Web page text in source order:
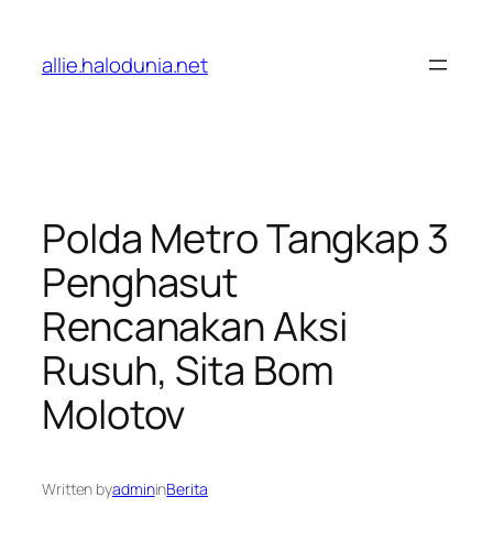
konten
allie.halodunia.net
Polda Metro Tangkap 3
Penghasut
Rencanakan Aksi
Rusuh, Sita Bom
Molotov
Written byadmininBerita